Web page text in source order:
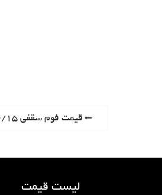
P
v
o
قیمت فوم سقفی ۰۱/۰۴/۱۵
لیست قیمت